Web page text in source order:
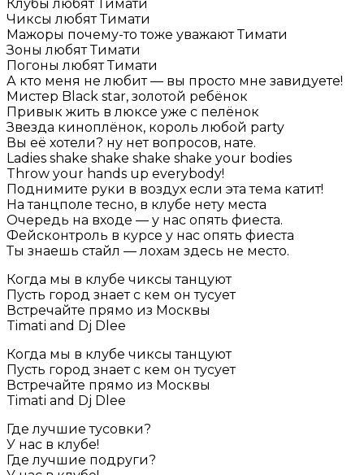
Клубы любят Тимати
Чиксы любят Тимати
Мажоры почему-то тоже уважают Тимати
Зоны любят Тимати
Погоны любят Тимати
А кто меня не любит — вы просто мне завидуете!
Мистер Black star, золотой ребёнок
Привык жить в люксе уже с пелёнок
Звезда киноплёнок, король любой party
Вы её хотели? ну нет вопросов, нате.
Ladies shake shake shake shake your bodies
Throw your hands up everybody!
Поднимите руки в воздух если эта тема катит!
На танцполе тесно, в клубе нету места
Очередь на входе — у нас опять фиеста.
Фейсконтроль в курсе у нас опять фиеста
Ты знаешь стайл — лохам здесь не место.
Когда мы в клубе чиксы танцуют
Пусть город знает с кем он тусует
Встречайте прямо из Москвы
Timati and Dj Dlee
Когда мы в клубе чиксы танцуют
Пусть город знает с кем он тусует
Встречайте прямо из Москвы
Timati and Dj Dlee
Где лучшие тусовки?
У нас в клубе!
Где лучшие подруги?